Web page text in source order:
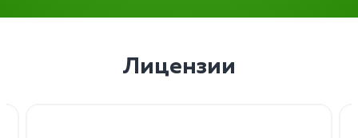
Лицензии